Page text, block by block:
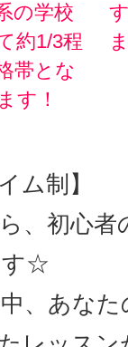
の学校
約1/3程
帯とな
す！
ム制】
、初心者
す☆
、あな